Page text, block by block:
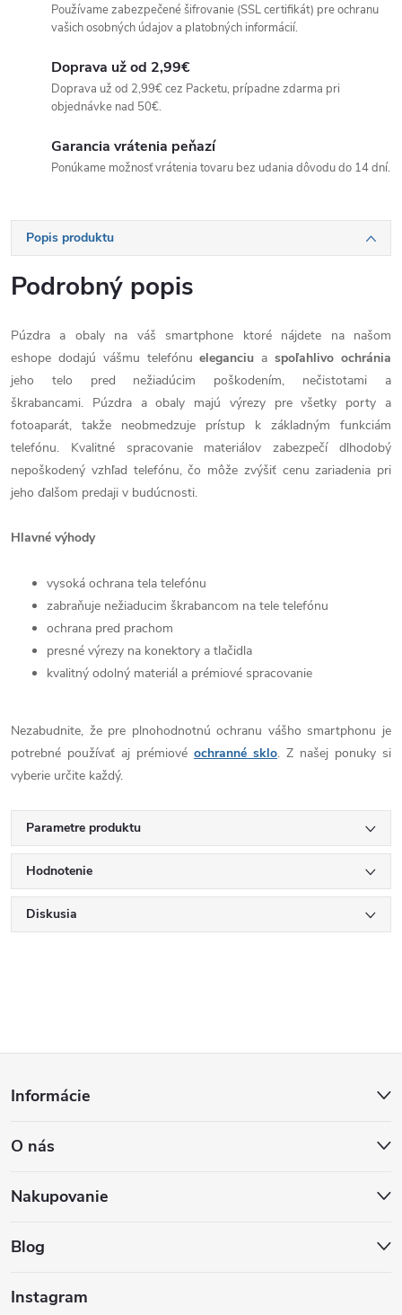
Používame zabezpečené šifrovanie (SSL certifikát) pre ochranu
vašich osobných údajov a platobných informácií.
Doprava už od 2,99€
Doprava už od 2,99€ cez Packetu, prípadne zdarma pri
objednávke nad 50€.
Garancia vrátenia peňazí
Ponúkame možnosť vrátenia tovaru bez udania dôvodu do 14 dní.
Popis produktu
Podrobný popis
Púzdra a obaly na váš smartphone ktoré nájdete na našom
eshope dodajú vášmu telefónueleganciu aspoľahlivo ochránia
jeho telo pred nežiadúcim poškodením, nečistotami a
škrabancami. Púzdra a obaly majú výrezy pre všetky porty a
fotoaparát, takže neobmedzuje prístup k základným funkciám
telefónu. Kvalitné spracovanie materiálov zabezpečí dlhodobý
nepoškodený vzhľad telefónu, čo môže zvýšiť cenu zariadenia pri
jeho ďalšom predaji v budúcnosti.
Hlavné výhody
vysoká ochrana tela telefónu
zabraňuje nežiaducim škrabancom na tele telefónu
ochrana pred prachom
presné výrezy na konektory a tlačidla
kvalitný odolný materiál a prémiové spracovanie
Nezabudnite, že pre plnohodnotnú ochranu vášho smartphonu je
potrebné používať aj prémiové ochranné sklo. Z našej ponuky si
vyberie určite každý.
Parametre produktu
Hodnotenie
Diskusia
p
ä
Informácie
O nás
Nakupovanie
Blog
Instagram